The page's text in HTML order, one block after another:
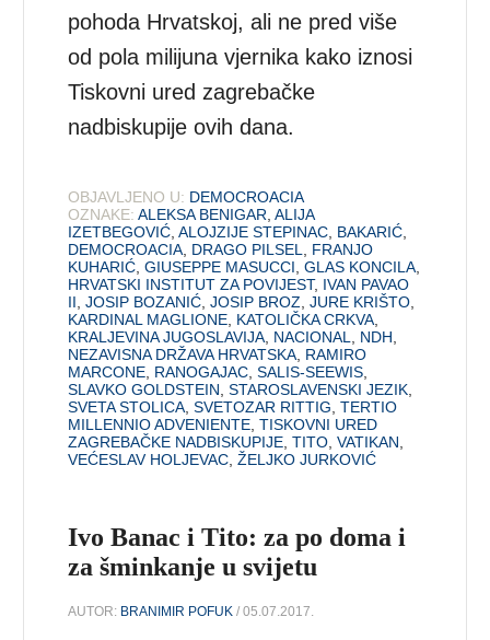
pohoda Hrvatskoj, ali ne pred više
od pola milijuna vjernika kako iznosi
Tiskovni ured zagrebačke
nadbiskupije ovih dana.
OBJAVLJENO U: DEMOCROACIA
OZNAKE: ALEKSA BENIGAR ,ALIJA
IZETBEGOVIĆ ,ALOJZIJE STEPINAC BAKARIĆ
DEMOCROACIA DRAGO PILSEL
FRANJO
KUHARIĆ ,GIUSEPPE MASUCCI ,GLAS KONCILA
HRVATSKI INSTITUT ZA POVIJEST, IVAN PAVAO
II ,JOSIP BOZANIĆ ,JOSIP BROZ ,JURE KRIŠTO
KARDINAL MAGLIONE KATOLIČKA CRKVA
KRALJEVINA JUGOSLAVIJA NACIONAL NDH
NEZAVISNA DRŽAVA HRVATSKA RAMIRO
MARCONE RANOGAJAC ,SALIS-SEEWIS
SLAVKO GOLDSTEIN ,STAROSLAVENSKI JEZIK
SVETA STOLICA ,SVETOZAR RITTIG ,TERTIO
MILLENNIO ADVENIENTE ,TISKOVNI URED
ZAGREBAČKE NADBISKUPIJE ,TITO ,VATIKAN
VEĆESLAV HOLJEVAC ,ŽELJKO JURKOVIĆ
Ivo Banac i Tito: za po doma i
za šminkanje u svijetu
AUTOR: BRANIMIR POFUK / 05.07.2017.